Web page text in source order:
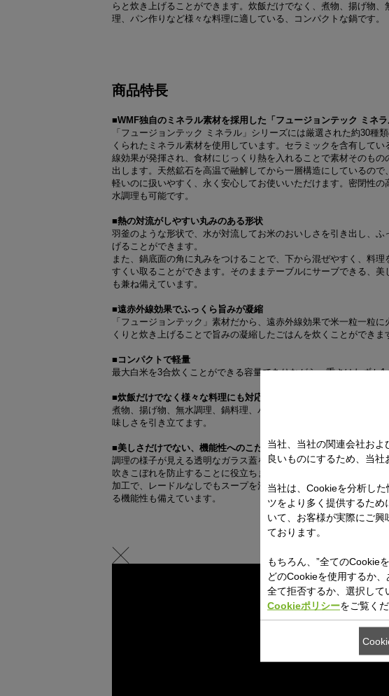
らと炊き上げることができます。炊飯だけでなく、煮物、揚げ物、
理、パン作りなど様々な料理に適している、コンパクトな鍋です。
商品特長
■WMF独自のミネラル素材を採用した「フュージョンテック ミネ
「フュージョンテック ミネラル」シリーズには厳選された約30種
くられたミネラル素材を使用しています。セラミックを含有してい
線効果が発揮され、食材にじっくり熱を入れることで素材そのもの
出します。天然鉱石を高温で融解してから一層構造にしているので
軽いのに扱いやすく、永く安心してお使いいただけます。密閉性の
水調理も可能です。
■熱の対流がしやすい丸みのある形状
羽釜のような形状で、水が対流してお米のおいしさを引き出し、ふ
げることができます。
また、鍋底面の角に丸みをつけることで、下から混ぜやすく、料理
すくい取ることができます。そのままテーブルにサーブできる、美
も兼ね備えています。
■遠赤外線効果でふっくら旨みが凝縮
「フュージョンテック」素材だから、遠赤外線効果で米一粒一粒に
くりと炊き上げることで旨みの凝縮したごはんを炊くことができま
■コンパクトで軽量
最大白米を3合炊くことができる容量でありながら、重さはわずか
■炊飯だけでなく様々な料理にも対応
煮物、揚げ物、無水調理、鍋料理、パン作りなど、様々な料理に対
味しさを引き立てます。
■美しさだけでない、機能性へのこだわり
調理の様子が見える透明なガラス蓋を採用しており、火入れ具合を
吹きこぼれを防止することに役立ちます。また、鍋のフチは360度液
加工で、レードルなしでもスープを注ぐことができるなど、毎日の
る機能性も備えています。
当社、当社の関連会社お
良いものにするため、当
当社は、Cookieを分析し
ツをより多く提供するた
いて、お客様が実際にご興
ております。
もちろん、”全てのCookie
どのCookieを使用するか
全て拒否するか、選択し
Cookieポリシーをご覧くだ